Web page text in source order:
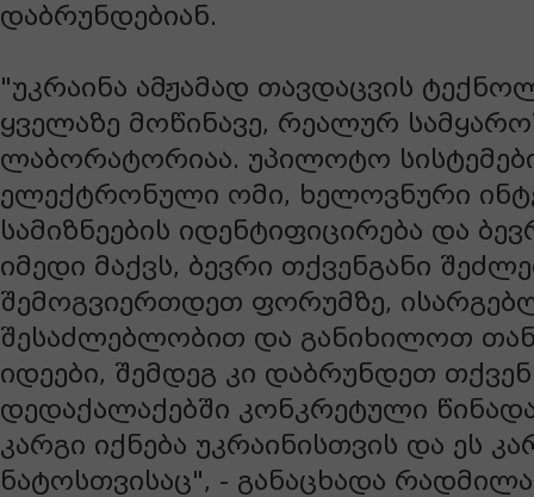
დაბრუნდებიან.
"უკრაინა ამჟამად თავდაცვის
ყველაზე მოწინავე, რეალურ
ლაბორატორიაა. უპილოტო
ელექტრონული ომი, ხელოვნური
სამიზნეების იდენტიფიცირება და
იმედი მაქვს, ბევრი თქვენგანი
შემოგვიერთდეთ ფორუმზე,
შესაძლებლობით და განიხილოთ
იდეები, შემდეგ კი დაბრუნდეთ
დედაქალაქებში კონკრეტული
კარგი იქნება უკრაინისთვის და ეს
ნატოსთვისაც", - განაცხადა რადმილა